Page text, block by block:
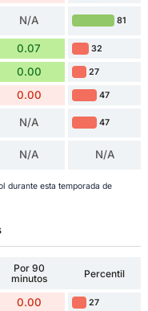
N/A 81
0.07 32
0.00 27
0.00 47
N/A 47
N/A N/A
durante esta temporada de
Por 90
minutos
Percentil
0.00 27